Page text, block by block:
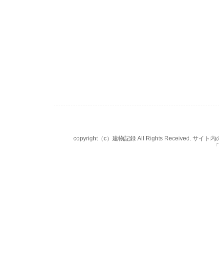
copyright（c）建物記録 All Rights Received. サイト